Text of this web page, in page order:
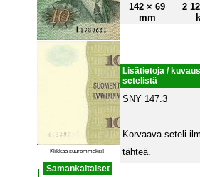
Klikkaa suuremmaksi!
Samankaltaiset
142 × 69
mm
2
Lisätietoja / kuvaus
setelistä
SNY 147.3
Korvaava seteli
tähteä.